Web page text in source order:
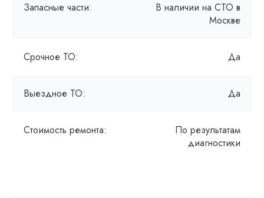
Запасные части:
В наличии на СТО в
Москве
Срочное ТО: Да
Выездное ТО: Да
Стоимость ремонта:
По результатам
диагностики